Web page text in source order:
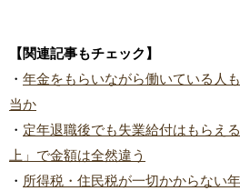
【関連記事もチェック】
・ 年金をもらいながら働いている人
当か
・ 定年退職後でも失業給付はもらえ
上」で金額は全然違う
・ 所得税・住民税が一切かからない